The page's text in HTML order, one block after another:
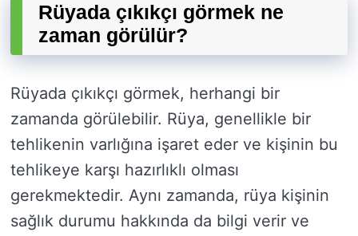
Rüyada çıkıkçı görmek ne
zaman görülür?
Rüyada çıkıkçı görmek, herhangi bir
zamanda görülebilir. Rüya, genellikle bir
tehlikenin varlığına işaret eder ve kişinin bu
tehlikeye karşı hazırlıklı olması
gerekmektedir. Aynı zamanda, rüya kişinin
sağlık durumu hakkında da bilgi verir ve